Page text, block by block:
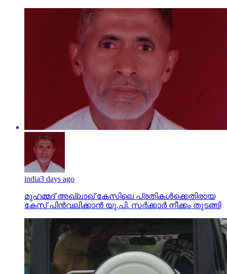
india3 days ago
മുഹമ്മദ് അഖ്‌ലാഖ് കേസിലെ പ്രതികള്‍ക്കെതിരായ
കേസ് പിന്‍വലിക്കാന്‍ യു.പി. സര്‍ക്കാര്‍ നീക്കം തുടങ്ങി